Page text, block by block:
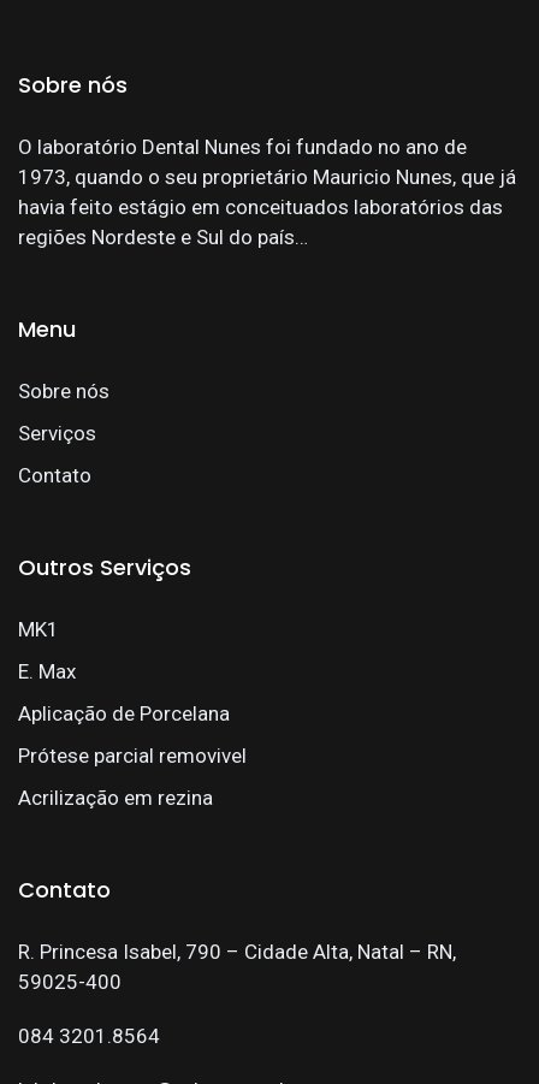
Sobre nós
O laboratório Dental Nunes foi fundado no ano de
1973, quando o seu proprietário Mauricio Nunes, que já
havia feito estágio em conceituados laboratórios das
regiões Nordeste e Sul do país…
Menu
Sobre nós
Serviços
Contato
Outros Serviços
MK1
E. Max
Aplicação de Porcelana
Prótese parcial removivel
Acrilização em rezina
Contato
R. Princesa Isabel, 790 – Cidade Alta, Natal – RN,
59025-400
084 3201.8564